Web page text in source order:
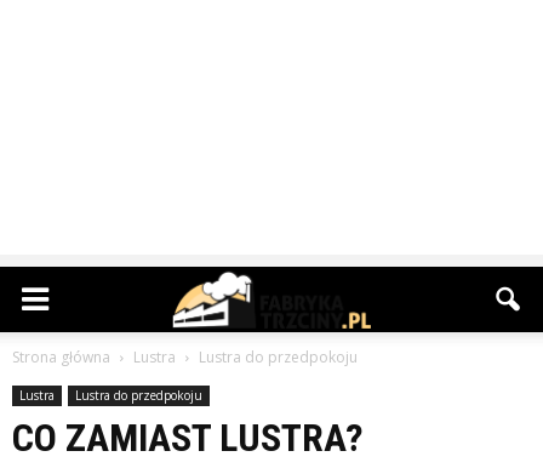
Strona główna Lustra Lustra do przedpokoju
Lustra Lustra do przedpokoju
CO ZAMIAST LUSTRA?